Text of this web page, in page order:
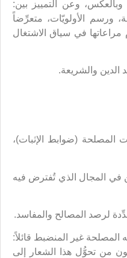
وبالعكس، وعن التمييز بين:
ورسم الأولويّات، متعرِّضاً
في سياق الاشتغال
المصلحة (ضوابط الإثبات)،
في المجال الذي تُفترض فيه
لرصد المصالح والمفاسد.
غير المنضبط قائلاً:
من تحوُّل هذا الشعار إلى